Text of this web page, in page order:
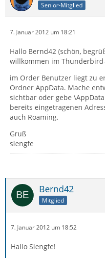
Senior-Mitglied
7. Januar 2012 um 18:21
Hallo Bernd42 (schön,
willkommen im
im Order Benutzer liegt zu
Ordner AppData. Mache
sichtbar oder gebe
bereits eingetragenen
auch Roaming.
Gruß
slengfe
Bernd42
Mitglied
7. Januar 2012 um 18:52
Hallo Slengfe!